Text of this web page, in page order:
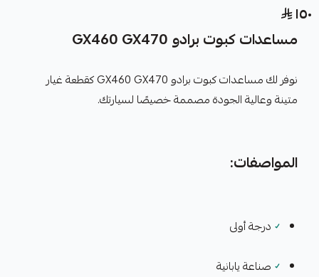
١٥٠
مساعدات كبوت برادو GX460 GX470
نوفر لك مساعدات كبوت برادو GX460 GX470 كقطعة غيار
متينة وعالية الجودة مصممة خصيصًا لسيارتك.
المواصفات:
✓ درجة أولى
✓ صناعة يابانية